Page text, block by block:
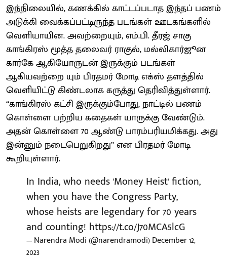
இந்நிலையில், கணக்கில் காட்டப்படாத இந்தப் பணம்
அடுக்கி வைக்கப்பட்டிருந்த படங்கள் ஊடகங்களில்
வெளியாயின. அவற்றையும், எம்.பி. தீரஜ் சாகு
காங்கிரஸ் மூத்த தலைவர் ராகுல், மல்லிகார்ஜூன
கார்கே ஆகியோருடன் இருக்கும் படங்கள்
ஆகியவற்றை யும் பிரதமர் மோடி எக்ஸ் தளத்தில்
வெளியிட்டு கிண்டலாக கருத்து தெரிவித்துள்ளார்.
‘‘காங்கிரஸ் கட்சி இருக்கும்போது, நாட்டில் பணம்
கொள்ளை பற்றிய கதைகள் யாருக்கு வேண்டும்.
அதன் கொள்ளை 70 ஆண்டு பாரம்பரியமிக்கது. அது
இன்னும் நடைபெறுகிறது’’ என பிரதமர் மோடி
கூறியுள்ளார்.
In India, who needs 'Money Heist' fiction,
when you have the Congress Party,
whose heists are legendary for 70 years
and counting! https://t.co/J70MCA5lcG
— Narendra Modi (@narendramodi)December 12,
2023